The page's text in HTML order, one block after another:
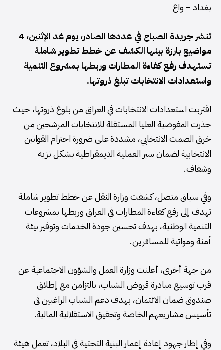
بغداد – واع
تنشر جريدة الصباح في عددها الصادر، يوم غد الإثنين، 4
مواضيع بارزة بينها الكشف عن خطط تطوير شاملة
تستهدف رفع كفاءة المطارات وربطها بمشروع التنمية
واستعدادات الانتخابات تبلغ ذروتها.
اقتربت استعدادات الانتخابات في العراق من بلوغ ذروتها، حيث
حذرت المفوضية العليا المستقلة للانتخابات المرشحين من
خرق الصمت الانتخابي، مشددة على ضرورة احترام القوانين
الانتخابية لضمان سير العملية الديمقراطية بشكل نزيه
وشفاف.
وفي سياق متصل، كشفت وزارة النقل عن خطط تطوير شاملة
تهدف إلى رفع كفاءة المطارات في العراق وربطها بمشروعات
التنمية الوطنية، بهدف تحسين جودة الخدمات وتوفير بيئة
أمنة ومواتية للمسافرين.
من جهة أخرى، أعلنت وزارة العمل والشؤون الاجتماعية عن
قرب توسيع مبادرة قروض الشباب، بالتزامن مع إطلاق
صندوق ضمان الائتمان، بهدف دعم الشباب الراغبين في
تأسيس مشاريعهم الخاصة وتحقيق الاستقلالية المالية.
وفي إطار جهود إعادة إعمار البنية التحتية في البلاد، تعمل هيئة